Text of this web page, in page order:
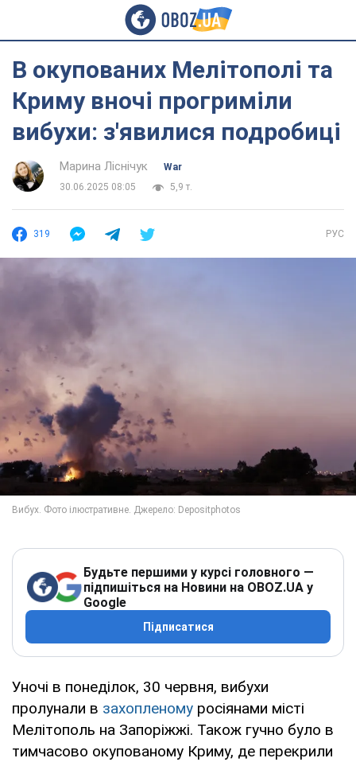
В окупованих Мелітополі та
Криму вночі прогриміли
вибухи: з'явилися подробиці
Марина Ліснічук
War
30.06.2025 08:05
5,9 т.
319 РУС
Будьте першими у курсі головного —
підпишіться на Новини на OBOZ.UA у
Google
Підписатися
Уночі в понеділок, 30 червня, вибухи
пролунали в захопленому росіянами місті
Мелітополь на Запоріжжі. Також гучно було в
тимчасово окупованому Криму, де перекрили